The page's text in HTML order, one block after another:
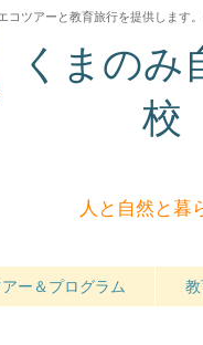
コツアーと教育旅行を提供します
くまのみ
校
人と自然と暮
アー＆プログラム